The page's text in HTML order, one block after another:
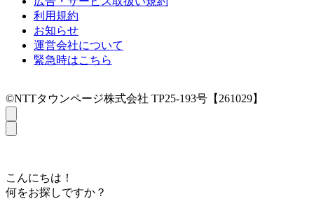
利用規約
お知らせ
運営会社について
緊急時はこちら
©NTTタウンページ株式会社 TP25-193号【261029】
こんにちは！
何をお探しですか？